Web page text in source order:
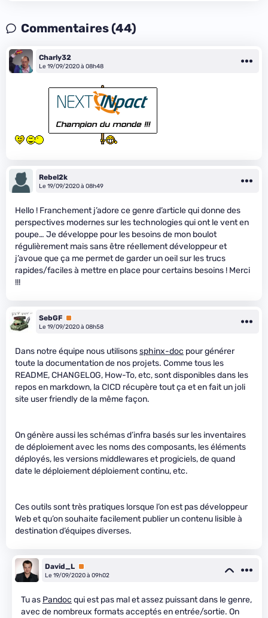
Commentaires (44)
Charly32
Le 19/09/2020 à 08h48
Rebel2k
Le 19/09/2020 à 08h49
Hello ! Franchement j’adore ce genre d’article qui donne des
perspectives modernes sur les technologies qui ont le vent en
poupe… Je développe pour les besoins de mon boulot
régulièrement mais sans être réellement développeur et
j’avoue que ça me permet de garder un oeil sur les trucs
rapides/faciles à mettre en place pour certains besoins ! Merci
!!!
SebGF Premium
Le 19/09/2020 à 08h58
Dans notre équipe nous utilisonssphinx-doc pour générer
toute la documentation de nos projets. Comme tous les
README, CHANGELOG, How-To, etc, sont disponibles dans les
repos en markdown, la CICD récupère tout ça et en fait un joli
site user friendly de la même façon.
On génère aussi les schémas d’infra basés sur les inventaires
de déploiement avec les noms des composants, les éléments
déployés, les versions middlewares et progiciels, de quand
date le déploiement déploiement continu, etc.
Ces outils sont très pratiques lorsque l’on est pas développeur
Web et qu’on souhaite facilement publier un contenu lisible à
destination d’équipes diverses.
David_L Premium
Le 19/09/2020 à 09h02
Tu as Pandoc qui est pas mal et assez puissant dans le genre,
avec de nombreux formats acceptés en entrée/sortie. On